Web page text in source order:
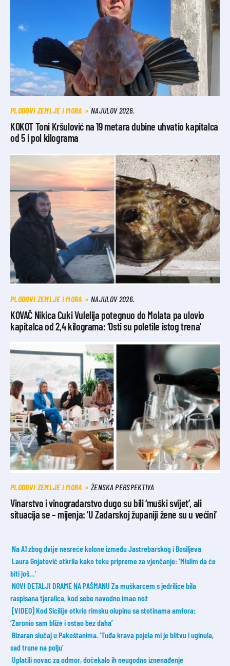
PLODOVI ZEMLJE I MORA NAJULOV 2026.
KOKOT Toni Kršulović na 19 metara dubine uhvatio kapitalca
od 5 i pol kilograma
PLODOVI ZEMLJE I MORA NAJULOV 2026.
KOVAČ Nikica Cuki Vulelija potegnuo do Molata pa ulovio
kapitalca od 2,4 kilograma: ‘Osti su poletile istog trena’
PLODOVI ZEMLJE I MORA ŽENSKA PERSPEKTIVA
Vinarstvo i vinogradarstvo dugo su bili ‘muški svijet’, ali
situacija se – mijenja: ‘U Zadarskoj županiji žene su u većini’
Na A1 zbog dvije nesreće kolone između Jastrebarskog i Bosiljeva
Laura Gnjatović otkrila kako teku pripreme za vjenčanje: ‘Mislim da će
biti još…’
NOVI DETALJI DRAME NA PAŠMANU Za muškarcem s jedrilice bila
raspisana tjeralica, kod sebe navodno imao nož
[VIDEO] Kod Sicilije otkrio rimsku olupinu sa stotinama amfora:
‘Zaronio sam bliže i ostao bez daha’
Bizaran slučaj u Pakoštanima. ‘Tuđa krava pojela mi je blitvu i uginula,
sad trune na polju’
Uplatili novac za odmor, dočekalo ih neugodno iznenađenje